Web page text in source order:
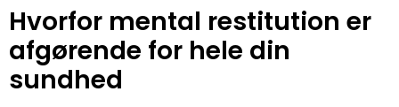
Hvorfor mental restitution er
afgørende for hele din
sundhed